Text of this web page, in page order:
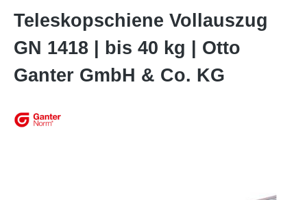
Teleskopschiene Vollauszug
GN 1418 | bis 40 kg | Otto
Ganter GmbH & Co. KG